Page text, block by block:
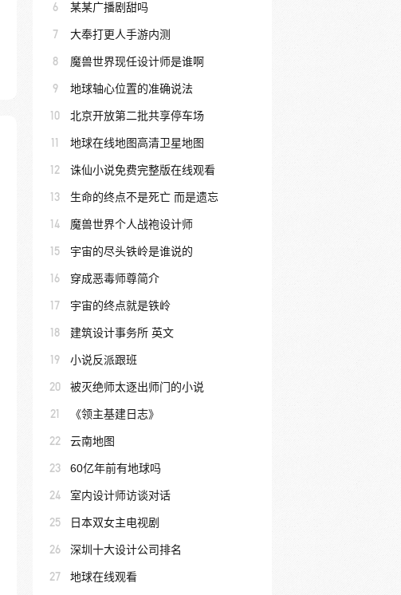
6 某某广播剧甜吗
7 大奉打更人手游内测
8 魔兽世界现任设计师是谁啊
9 地球轴心位置的准确说法
10 北京开放第二批共享停车场
11 地球在线地图高清卫星地图
12 诛仙小说免费完整版在线观看
13 生命的终点不是死亡 而是遗忘
14 魔兽世界个人战袍设计师
15 宇宙的尽头铁岭是谁说的
16 穿成恶毒师尊简介
17 宇宙的终点就是铁岭
18 建筑设计事务所 英文
19 小说反派跟班
20 被灭绝师太逐出师门的小说
21 《领主基建日志》
22 云南地图
23 60亿年前有地球吗
24 室内设计师访谈对话
25 日本双女主电视剧
26 深圳十大设计公司排名
27 地球在线观看